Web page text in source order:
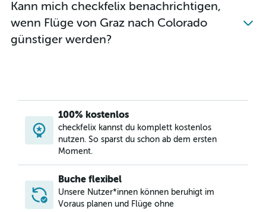
Flüge von Wien nach Salt Lake City
Flüge von Graz nach Miami
Flüge von Wien nach Oakland
Flüge von Wien nach Minneapolis
Flüge von Salzburg nach Los Angeles
Flüge von Salzburg nach Miami
Flüge von Wien nach Denver
Kann mich checkfelix benachrichtigen,
wenn Flüge von Graz nach Colorado
günstiger werden?
100% kostenlos
checkfelix kannst du komplett kostenlos
nutzen. So sparst du schon ab dem ersten
Moment.
Buche flexibel
Unsere Nutzer*innen können beruhigt im
Voraus planen und Flüge ohne